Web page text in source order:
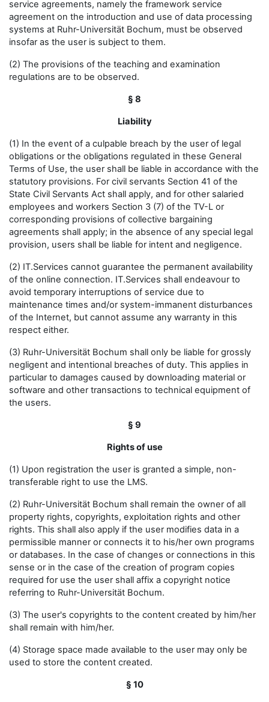
service agreements, namely the framework service
agreement on the introduction and use of data processing
systems at Ruhr-Universität Bochum, must be observed
insofar as the user is subject to them.
(2) The provisions of the teaching and examination
regulations are to be observed.
§ 8
Liability
(1) In the event of a culpable breach by the user of legal
obligations or the obligations regulated in these General
Terms of Use, the user shall be liable in accordance with the
statutory provisions. For civil servants Section 41 of the
State Civil Servants Act shall apply, and for other salaried
employees and workers Section 3 (7) of the TV-L or
corresponding provisions of collective bargaining
agreements shall apply; in the absence of any special legal
provision, users shall be liable for intent and negligence.
(2) IT.Services cannot guarantee the permanent availability
of the online connection. IT.Services shall endeavour to
avoid temporary interruptions of service due to
maintenance times and/or system-immanent disturbances
of the Internet, but cannot assume any warranty in this
respect either.
(3) Ruhr-Universität Bochum shall only be liable for grossly
negligent and intentional breaches of duty. This applies in
particular to damages caused by downloading material or
software and other transactions to technical equipment of
the users.
§ 9
Rights of use
(1) Upon registration the user is granted a simple, non-
transferable right to use the LMS.
(2) Ruhr-Universität Bochum shall remain the owner of all
property rights, copyrights, exploitation rights and other
rights. This shall also apply if the user modifies data in a
permissible manner or connects it to his/her own programs
or databases. In the case of changes or connections in this
sense or in the case of the creation of program copies
required for use the user shall affix a copyright notice
referring to Ruhr-Universität Bochum.
(3) The user's copyrights to the content created by him/her
shall remain with him/her.
(4) Storage space made available to the user may only be
used to store the content created.
§ 10